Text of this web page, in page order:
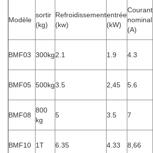
Modèle
sortir
(kg)
Refroidissement
(kw)
entrée
(kW)
Courant
nominal
(A)
BMF03 300kg2.1 1.9 4.3
BMF05 500kg3.5 2,45 5.6
BMF08
800
kg
5 3.5 7
BMF10 1T 6.35 4.33 8,66